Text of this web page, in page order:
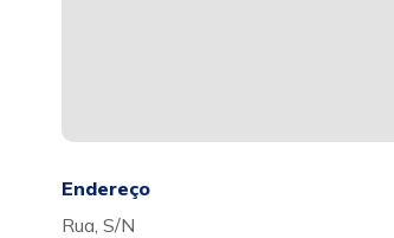
Endereço
Rua, S/N